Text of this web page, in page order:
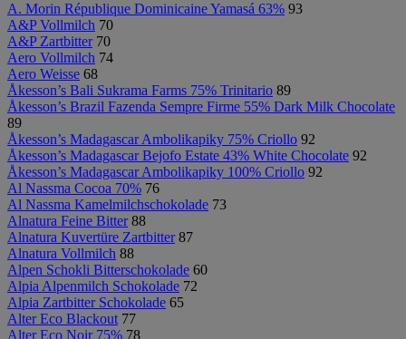
A. Morin République Dominicaine Yamasá 63% 93
A&P Vollmilch 70
A&P Zartbitter 70
Aero Vollmilch 74
Aero Weisse 68
Åkesson’s Bali Sukrama Farms 75% Trinitario 89
Åkesson’s Brazil Fazenda Sempre Firme 55% Dark Milk Chocolate
89
Åkesson’s Madagascar Ambolikapiky 75% Criollo 92
Åkesson’s Madagascar Bejofo Estate 43% White Chocolate 92
Åkesson’s Madagascar Ambolikapiky 100% Criollo 92
Al Nassma Cocoa 70% 76
Al Nassma Kamelmilchschokolade 73
Alnatura Feine Bitter 88
Alnatura Kuvertüre Zartbitter 87
Alnatura Vollmilch 88
Alpen Schokli Bitterschokolade 60
Alpia Alpenmilch Schokolade 72
Alpia Zartbitter Schokolade 65
Alter Eco Blackout 77
Alter Eco Noir 75% 78